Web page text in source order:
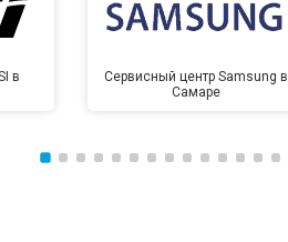
в
Сервисный центр Samsung в
Самаре